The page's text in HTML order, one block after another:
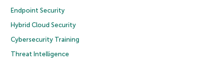
Endpoint Security
Hybrid Cloud Security
Cybersecurity Training
Threat Intelligence